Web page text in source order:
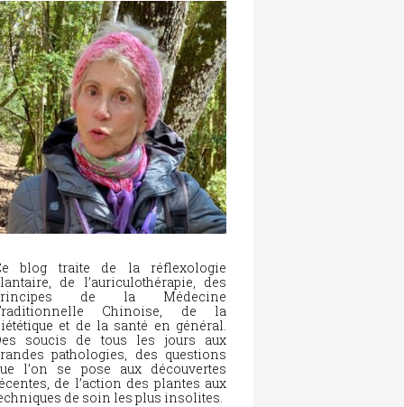
blog traite de la réflexologie
de l’auriculothérapie, des
de la Médecine
Chinoise, de la
et de la santé en général.
soucis de tous les jours aux
pathologies, des questions
l’on se pose aux découvertes
de l’action des plantes aux
de soin les plus insolites.